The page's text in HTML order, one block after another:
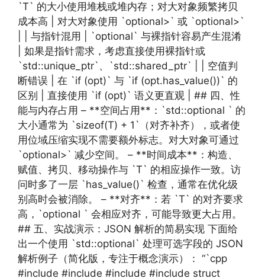
`T` 的大小使用堆栈或堆内存；对大对象频繁拷贝
成本高 | 对大对象使用 `optional>` 或 `optional>`
| | 与指针混用 | `optional` 与裸指针容易产生混淆
| 如果是指针需求，考虑直接使用裸指针或
`std::unique_ptr`、`std::shared_ptr` | | 空值判
断错误 | 在 `if (opt)` 与 `if (opt.has_value())` 的
区别 | 直接使用 `if (opt)` 语义更直观 | ## 四、性
能与内存占用 – **空间占用**：`std::optional ` 的
大小通常为 `sizeof(T) + 1`（对齐补齐），或者使
用位域压缩实现不需要额外标志。对大对象可通过
`optional>` 减少空间。 – **时间成本**：构造、
赋值、拷贝、移动操作与 `T` 的相应操作一致。访
问时多了一层 `has_value()` 检查，通常在优化级
别高时会被消除。 – **对齐**：若 `T` 的对齐要求
高，`optional ` 会相应对齐，可能导致更大占用。
## 五、实战演示：JSON 解析的简易实现 下面给
出一个使用 `std::optional` 处理可选字段的 JSON
解析例子（简化版，专注于概念演示）： “`cpp
#include #include #include #include struct